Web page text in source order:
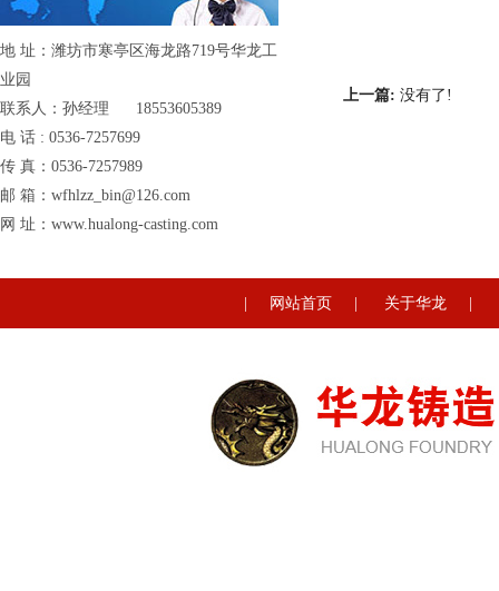
地 址：潍坊市寒亭区海龙路719号华龙工
业园
联系人：孙经理 18553605389
电 话 : 0536-7257699
传 真：0536-7257989
邮 箱：wfhlzz_bin@126.com
网 址：www.hualong-casting.com
上一篇: 没有了!
网站首页 关于华龙